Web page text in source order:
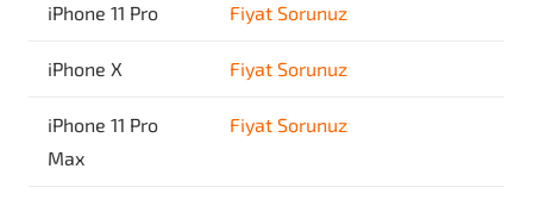
iPhone 11 Pro Fiyat Sorunuz
iPhone X Fiyat Sorunuz
iPhone 11 Pro
Max
Fiyat Sorunuz